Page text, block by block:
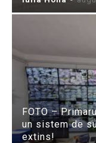
FOTO –
un sistem de
extins!